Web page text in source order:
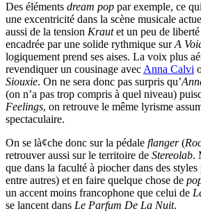
Des éléments dream pop par exemple, ce
une excentricité dans la scène musicale
aussi de la tension Krautet un peu de
encadrée par une solide rythmique surA
logiquement prend ses aises. La voix plus
revendiquer un cousinage avec Anna Calvi
Siouxie. On ne sera donc pas surpris qu’
(on n’a pas trop compris à quel niveau)
Feelings, on retrouve le même lyrisme
spectaculaire.
On se là¢che donc sur la pédale flanger(
retrouver aussi sur le territoire de Stereolab.
que dans la faculté à piocher dans des
entre autres) et en faire quelque chose de
un accent moins francophone que celui de
se lancent dans Le Parfum De La Nuit.